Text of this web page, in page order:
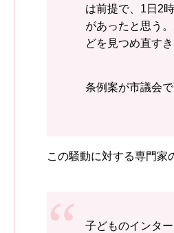
は前提で、1日2
があったと思う
どを見つめ直す
条例案が市議会
この騒動に対する専門家
子どものインタ